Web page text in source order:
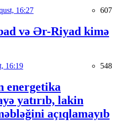
16:27 607
və Ər-Riyad kimə
16:19 548
energetika
yatırıb, lakin
açıqlamayıb